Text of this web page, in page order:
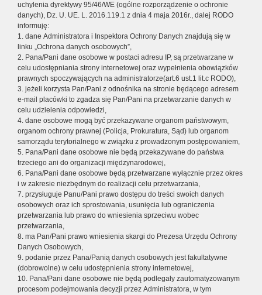
uchylenia dyrektywy 95/46/WE (ogólne rozporządzenie o ochronie
danych), Dz. U. UE. L. 2016.119.1 z dnia 4 maja 2016r., dalej RODO
informuję:
1. dane Administratora i Inspektora Ochrony Danych znajdują się w
linku „Ochrona danych osobowych”,
2. Pana/Pani dane osobowe w postaci adresu IP, są przetwarzane w
celu udostępniania strony internetowej oraz wypełnienia obowiązków
prawnych spoczywających na administratorze(art.6 ust.1 lit.c RODO),
3. jeżeli korzysta Pan/Pani z odnośnika na stronie będącego adresem
e-mail placówki to zgadza się Pan/Pani na przetwarzanie danych w
celu udzielenia odpowiedzi,
4. dane osobowe mogą być przekazywane organom państwowym,
organom ochrony prawnej (Policja, Prokuratura, Sąd) lub organom
samorządu terytorialnego w związku z prowadzonym postępowaniem,
5. Pana/Pani dane osobowe nie będą przekazywane do państwa
trzeciego ani do organizacji międzynarodowej,
6. Pana/Pani dane osobowe będą przetwarzane wyłącznie przez okres
i w zakresie niezbędnym do realizacji celu przetwarzania,
7. przysługuje Panu/Pani prawo dostępu do treści swoich danych
osobowych oraz ich sprostowania, usunięcia lub ograniczenia
przetwarzania lub prawo do wniesienia sprzeciwu wobec
przetwarzania,
8. ma Pan/Pani prawo wniesienia skargi do Prezesa Urzędu Ochrony
Danych Osobowych,
9. podanie przez Pana/Panią danych osobowych jest fakultatywne
(dobrowolne) w celu udostępnienia strony internetowej,
10. Pana/Pani dane osobowe nie będą podlegały zautomatyzowanym
procesom podejmowania decyzji przez Administratora, w tym